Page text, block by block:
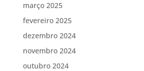
março 2025
fevereiro 2025
dezembro 2024
novembro 2024
outubro 2024